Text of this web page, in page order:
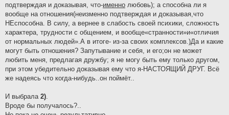
подтверждая и доказывая, что-именно любовь); а способна ли я
вообще на отношения(неизменно подтверждая и доказывая,что
НЕспособна. В силу, а вернее в слабость своей психики, сложность
характера, трудности с общением, и вообще«странности»и«отличия
от нормальных людей».А в итоге- из-за своих комплексов.)Да и какие
могут быть отношения? Запутывание и себя, и его;он не может
любить меня, предлагая дружбу; я не могу быть ему только другом,
при этом убедительно доказывая ему что я-НАСТОЯЩИЙ ДРУГ. Всё
же надеясь что когда-нибудь..он поймёт..
И выбрала 2)
Вроде бы получалось?..